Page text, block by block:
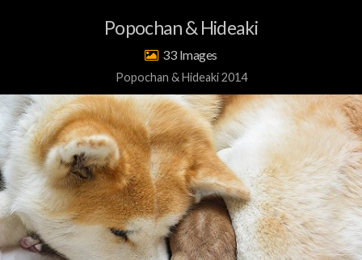
Popochan & Hideaki
33
Popochan & Hideaki 2014